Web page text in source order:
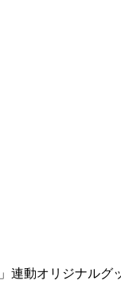
連動オリジナルグ